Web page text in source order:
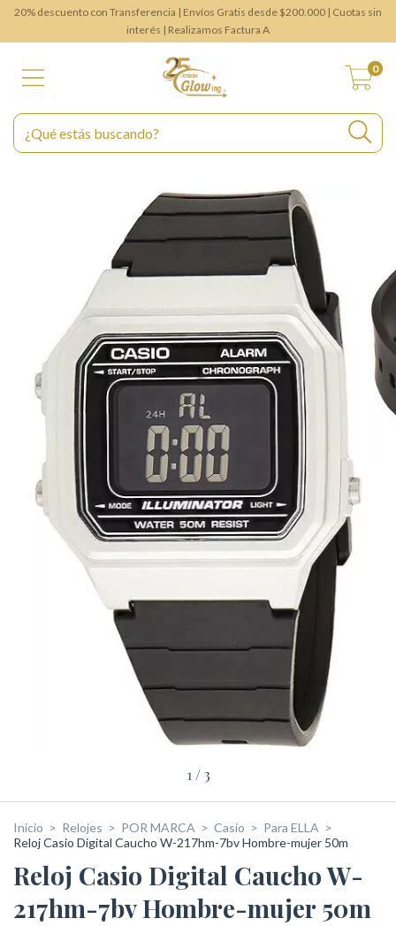
20% descuento con Transferencia | Envíos Gratis desde $200.000 | Cuotas sin
interés | Realizamos Factura A
0
1/3
Inicio > Relojes > POR MARCA > Casio > Para ELLA >
Reloj Casio Digital Caucho W-217hm-7bv Hombre-mujer 50m
Reloj Casio Digital Caucho W-
217hm-7bv Hombre-mujer 50m